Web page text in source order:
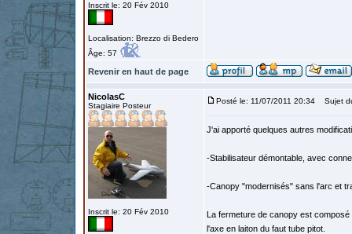
Inscrit le: 20 Fév 2010
Localisation: Brezzo di Bedero
Âge: 57
Revenir en haut de page
NicolasC
Stagiaire Posteur
Inscrit le: 20 Fév 2010
Posté le: 11/07/2011 20:34 Sujet
J'ai apporté quelques autres
-Stabilisateur démontable, avec
-Canopy "modernisés" sans l'arc et
La fermeture de canopy est
l'axe en laiton du faut tube pitot.